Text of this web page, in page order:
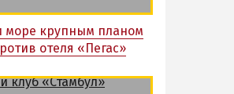
море крупным планом
отеля «Пегас»